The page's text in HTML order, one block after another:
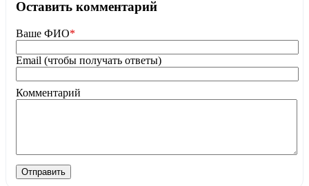
Оставить комментарий
Ваше ФИО*
Email (чтобы получать ответы)
Комментарий
Отправить